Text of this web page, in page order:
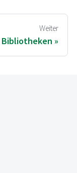
Weiter
Bibliotheken